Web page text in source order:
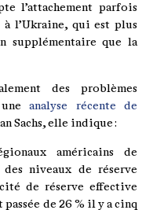
l’attachement parfois
à l’Ukraine, qui est plus
supplémentaire que la
des problèmes
uneanalyse récente de
Sachs, elle indique :
américains de
niveaux de réserve
de réserve effective
de 26 % il y a cinq